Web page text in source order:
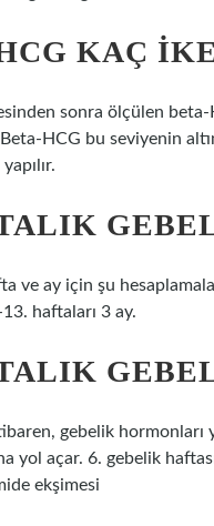
KAÇ
sonra ölçülen beta-
HCG bu seviyenin
ve ay için şu
haftaları 3 ay.
gebelik hormonları
yol açar. 6. gebelik
ekşimesi